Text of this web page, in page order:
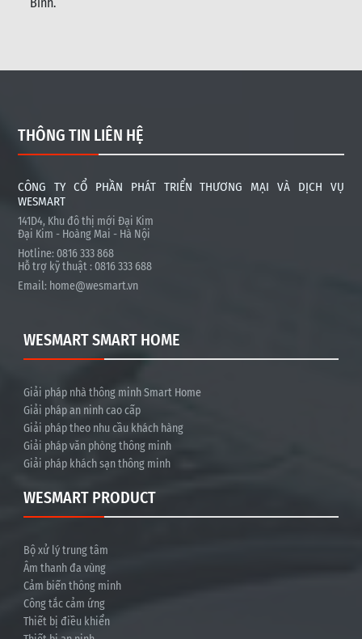
THÔNG TIN LIÊN HỆ
CÔNG TY CỔ PHẦN PHÁT TRIỂN THƯƠNG MẠI VÀ DỊCH VỤ
WESMART
141D4, Khu đô thị mới Đại Kim
Đại Kim - Hoàng Mai - Hà Nội
Hotline: 0816 333 868
Hỗ trợ kỹ thuật : 0816 333 688
Email: home@wesmart.vn
WESMART SMART HOME
Giải pháp nhà thông minh Smart Home
Giải pháp an ninh cao cấp
Giải pháp theo nhu cầu khách hàng
Giải pháp văn phòng thông minh
Giải pháp khách sạn thông minh
WESMART PRODUCT
Bộ xử lý trung tâm
Âm thanh đa vùng
Cảm biến thông minh
Công tắc cảm ứng
Thiết bị điều khiển